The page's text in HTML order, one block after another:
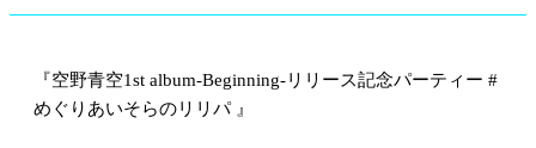
『空野青空1st album-Beginning-リリース記念パーティー #
めぐりあいそらのリリパ 』